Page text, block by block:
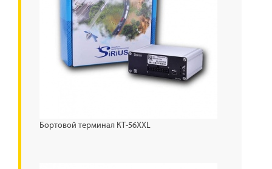
Бортовой терминал КТ-56XXL